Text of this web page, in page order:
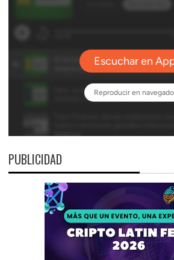
PUBLICIDAD